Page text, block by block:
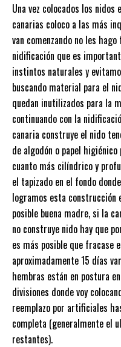
Una vez colocados los nidos
canarias coloco a las más
van comenzando no les
nidificación que es
instintos naturales y
buscando material para el
quedan inutilizados para la
continuando con la
canaria construye el nido
de algodón o papel
cuanto más cilíndrico y
el tapizado en el fondo
logramos esta construcción
posible buena madre, si la
no construye nido hay que
es más posible que fracase
aproximadamente 15 días
hembras están en postura
divisiones donde voy
reemplazo por artificiales
completa (generalmente el
restantes).